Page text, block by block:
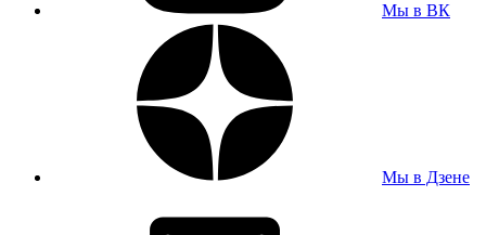
Мы в ВК
Мы в Дзене